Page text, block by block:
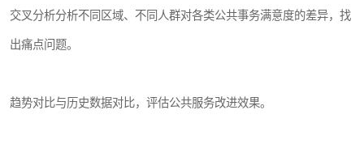
交叉分析分析不同区域、不同人群对各类公共事务满意度的差异，找
出痛点问题。
趋势对比与历史数据对比，评估公共服务改进效果。